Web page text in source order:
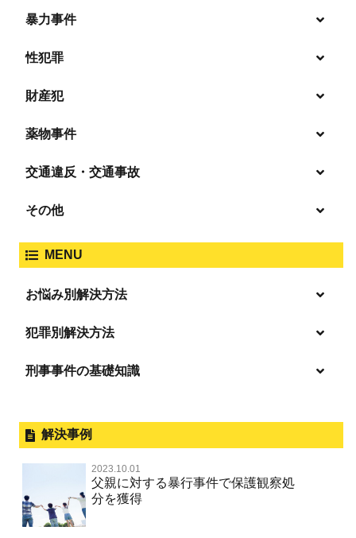
暴力事件
逮捕・監禁
業務妨害
性犯罪
盗撮・のぞき
強姦・準強姦
淫行・援助交際
公然わいせつ，わいせつ物頒布，淫
行勧誘罪
児童ポルノ・リベンジポルノ
財産犯
詐欺
恐喝
薬物事件
危険ドラッグ
交通違反・交通事故
ひき逃げ・当て逃げ
危険運転行為等
その他
放火・失火
ネット犯罪
MENU
お悩み別解決方法
逮捕の不安や悩み
無実・無罪を証明してほしい
示談で解決してほしい
執行猶予にしてほしい
犯罪別解決方法
事件別－暴力事件
過失致死・過失傷害
器物損壊
脅迫・強要
業務妨害罪
性犯罪 TOP
淫行・援助交際（児童買春、淫行条例、児童福祉法違反）
不同意性交等罪（旧 強制性交等罪，準強制性交等罪），
監護者性交等罪
事件別－財産犯
財産犯 TOP
横領 背任
事件別－薬物事件
薬物事件 TOP
事件別－交通違反・交通事故
刑事事件の基礎知識
刑事裁判の概要・手続
公務員の逮捕・刑事事件
控訴・上告
国選弁護士と私選弁護士の違い
解決事例
2023.10.01
父親に対する暴行事件で保護観察処
分を獲得